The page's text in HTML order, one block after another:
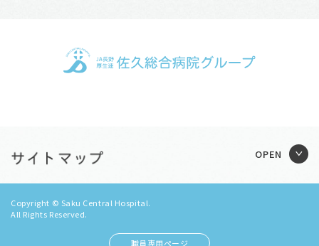
Copyright © Saku Central Hospital.
All Rights Reserved.
職員専用ページ